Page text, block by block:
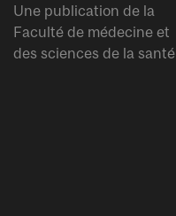
Une publication de la
Faculté de médecine et
des sciences de la santé